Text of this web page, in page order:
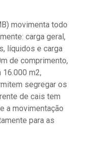
movimenta todo
carga geral,
líquidos e carga
de comprimento,
m2,
segregar os
de cais tem
a movimentação
para as